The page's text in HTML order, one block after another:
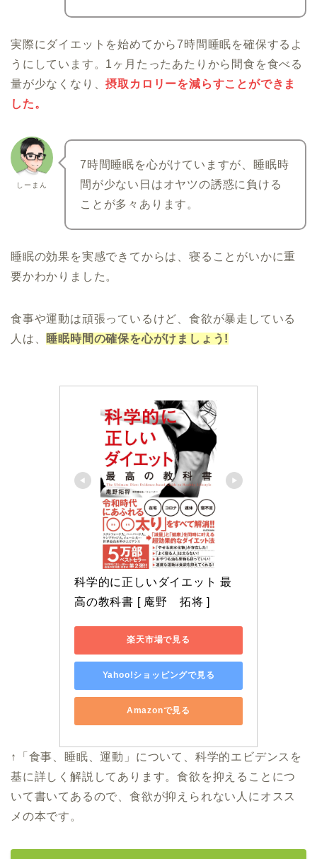
実際にダイエットを始めてから7時間睡眠を確保するよ
うにしています。1ヶ月たったあたりから間食を食べる
量が少なくなり、摂取カロリーを減らすことができま
した。
しーまん
7時間睡眠を心がけていますが、睡眠時
間が少ない日はオヤツの誘惑に負ける
ことが多々あります。
睡眠の効果を実感できてからは、寝ることがいかに重
要かわかりました。
食事や運動は頑張っているけど、食欲が暴走している
人は、 睡眠時間の確保を心がけましょう!
科学的に正しいダイエット 最
高の教科書 [ 庵野　拓将 ]
楽天市場で見る
Yahoo!ショッピングで見る
Amazonで見る
↑「食事、睡眠、運動」について、科学的エビデンスを
基に詳しく解説してあります。食欲を抑えることにつ
いて書いてあるので、食欲が抑えられない人にオスス
メの本です。